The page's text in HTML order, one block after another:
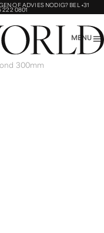
OF ADVIES NODIG? BEL +31
222 0801
MENU
300mm